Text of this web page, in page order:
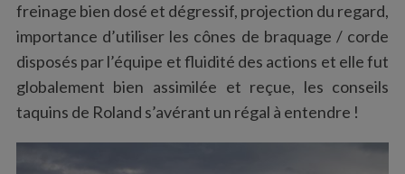
freinage bien dosé et dégressif, projection du regard,
importance d’utiliser les cônes de braquage / corde
disposés par l’équipe et fluidité des actions et elle fut
globalement bien assimilée et reçue, les conseils
taquins de Roland s’avérant un régal à entendre !